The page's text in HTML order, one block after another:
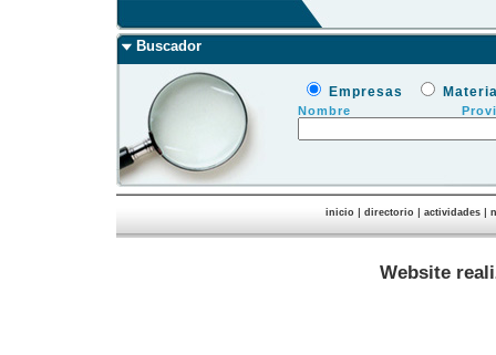
Buscador
Empresas
Nombre
inicio| directorio| actividades|
Website